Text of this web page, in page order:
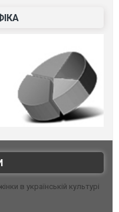
в українській культурі